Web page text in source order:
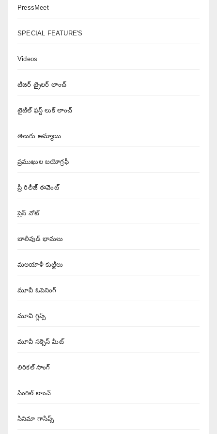
PressMeet
SPECIAL FEATURE'S
Videos
టిజర్ ట్రైలర్ లాంచ్
టైటిల్ ఫస్ట్ లుక్ లాంచ్
తెలుగు అమ్మాయి
ప్రముఖుల బయోగ్రఫీ
ప్రీ రిలీజ్ ఈవెంట్
ప్రెస్ నోట్
బాలీవుడ్ భామలు
మలయాళీ కుట్టిలు
మూవీ ఓపెనింగ్
మూవీ గ్లిప్స్
మూవీ సక్సెస్ మీట్
లిరికల్ సాంగ్
సింగిల్ లాంచ్
సినిమా గాసిప్స్